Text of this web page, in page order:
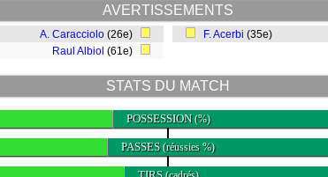
AVERTISSEMENTS
A. Caracciolo (26e)
Raul Albiol (61e)
F. Acerbi (35e)
STATS DU MATCH
POSSESSION(%)
PASSES(réussies %)